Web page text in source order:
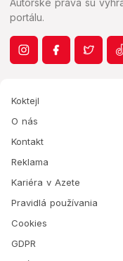
portálu.
Koktejl
O nás
Kontakt
Reklama
Kariéra v Azete
Pravidlá používania
Cookies
GDPR